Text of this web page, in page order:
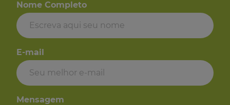
Nome Completo
E-mail
Mensagem